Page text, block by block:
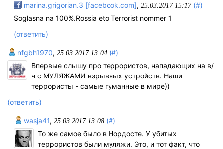
marina.grigorian.3 [facebook.com], 25.03.2017 15:17 (#)
Soglasna na 100%.Rossia eto Terrorist nommer 1
(ответить)
nfgbh1970, 25.03.2017 13:04 (#)
Впервые слышу про террористов, нападающих на в/
ч с МУЛЯЖАМИ взрывных устройств. Наши
террористы - самые гуманные в мире))
(ответить)
wasja41, 25.03.2017 13:08 (#)
То же самое было в Нордосте. У убитых
террористов были муляжи. Это, и тот факт, что